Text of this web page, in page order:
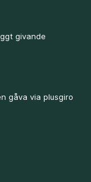
givande
gåva via plusgiro